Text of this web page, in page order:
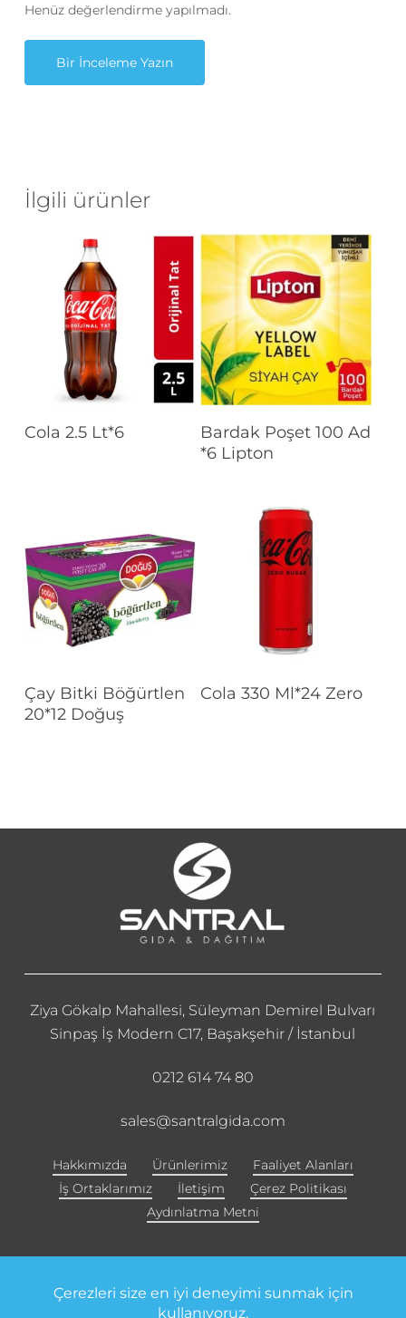
Henüz değerlendirme yapılmadı.
Bir İnceleme Yazın
İlgili ürünler
Devamını Oku
Cola 2.5 Lt*6 Devamını Oku
Bardak Poşet 100 Ad
*6 Lipton
Devamını Oku
Çay Bitki Böğürtlen
20*12 Doğuş
Devamını Oku
Cola 330 Ml*24 Zero
Ziya Gökalp Mahallesi, Süleyman Demirel Bulvarı
Sinpaş İş Modern C17, Başakşehir / İstanbul
0212 614 74 80
sales@santralgida.com
Hakkımızda Ürünlerimiz
Faaliyet Alanları
İş Ortaklarımız
İletişim
Çerez Politikası
Aydınlatma Metni